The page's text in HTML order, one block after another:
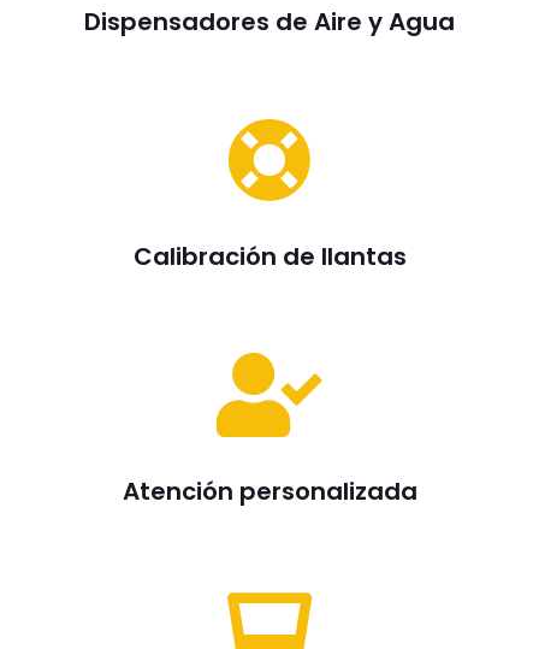
Dispensadores de Aire y Agua
Calibración de llantas
Atención personalizada